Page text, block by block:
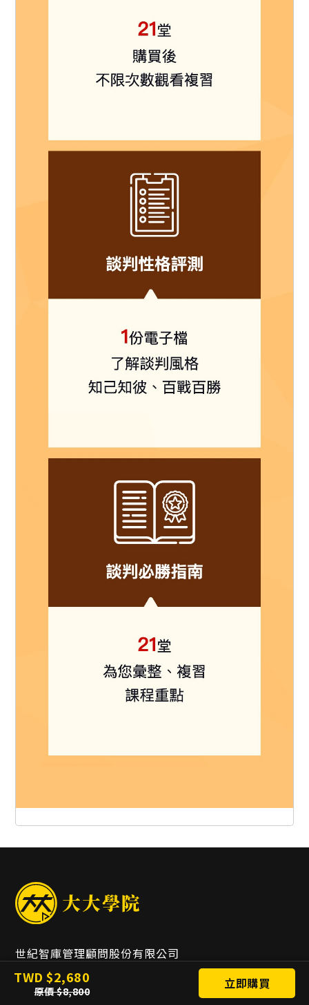
TWD 2,680
原價 8,800 立即購買
世紀智庫管理顧問股份有限公司
統一編號：24936991
聯絡專線 +886 2 2515-3737